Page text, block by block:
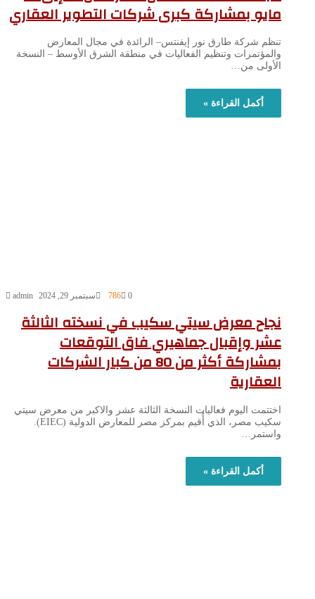
مايو بمشاركة كبرى شركات التطوير العقاري
تنظم شركة طارق نور إيفنتس– الرائدة في مجال المعارض
والمؤتمرات وتنظيم الفعاليات في منطقة الشرق الأوسط – النسخة
الأولى من…
أكمل القراءة »
admin سبتمبر 29, 2024 0
786
نجاح معرض سيتي سكيب في نسخته الثالثة
عشر وإقبال جماهيري فاق التوقعات
بمشاركة أكثر من 80 من كبار الشركات
العقارية
اختتمت اليوم فعاليات النسخة الثالثة عشر والاكبر من معرض سيتي
سكيب مصر، الذي أُقيم بمركز مصر للمعارض الدولية (EIEC).
واستمر…
أكمل القراءة »